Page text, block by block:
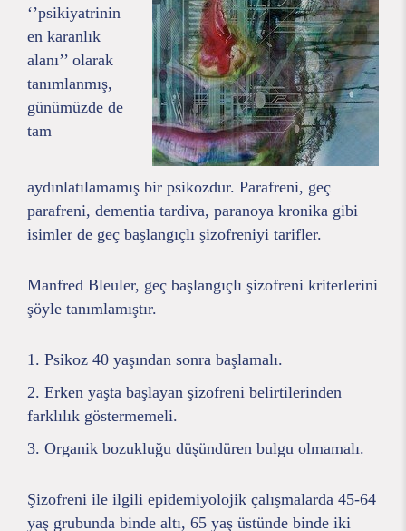
‘’psikiyatrinin
en karanlık
alanı’’ olarak
tanımlanmış,
günümüzde de
tam
aydınlatılamamış bir psikozdur. Parafreni, geç
parafreni, dementia tardiva, paranoya kronika gibi
isimler de geç başlangıçlı şizofreniyi tarifler.
Manfred Bleuler, geç başlangıçlı şizofreni kriterlerini
şöyle tanımlamıştır.
Psikoz 40 yaşından sonra başlamalı.
Erken yaşta başlayan şizofreni belirtilerinden
farklılık göstermemeli.
Organik bozukluğu düşündüren bulgu olmamalı.
Şizofreni ile ilgili epidemiyolojik çalışmalarda 45-64
yaş grubunda binde altı, 65 yaş üstünde binde iki